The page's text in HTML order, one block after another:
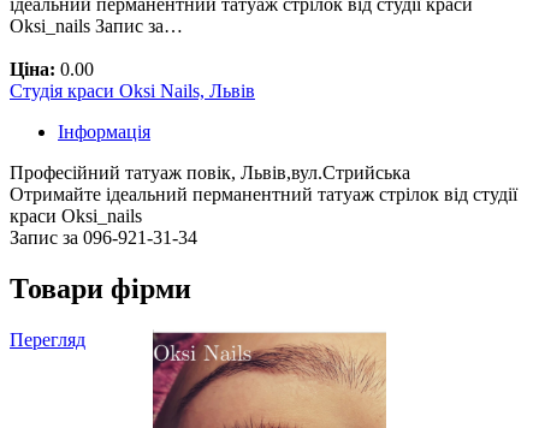
ідеальний перманентний татуаж стрілок від студії краси
Oksi_nails Запис за…
Ціна: 0.00
Студія краси Oksi Nails, Львів
Інформація
Професійний татуаж повік, Львів,вул.Стрийська
Отримайте ідеальний перманентний татуаж стрілок від студії
краси Oksi_nails
Запис за 096-921-31-34
Товари фірми
Перегляд